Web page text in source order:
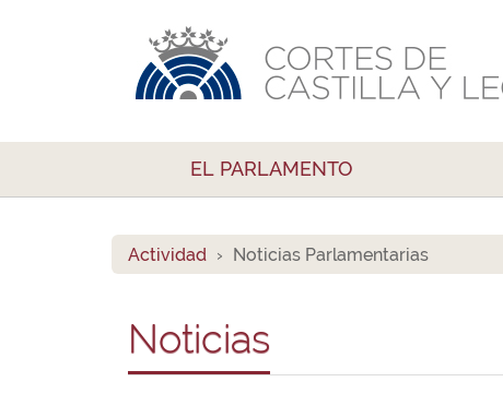
EL PARLAMENTO
Actividad Noticias Parlamentarias
Noticias